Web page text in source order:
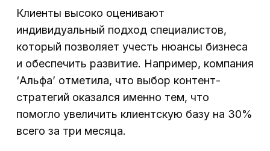
Клиенты высоко оценивают
индивидуальный подход специалистов,
который позволяет учесть нюансы бизнеса
и обеспечить развитие. Например, компания
‘Альфа’ отметила, что выбор контент-
стратегий оказался именно тем, что
помогло увеличить клиентскую базу на 30%
всего за три месяца.